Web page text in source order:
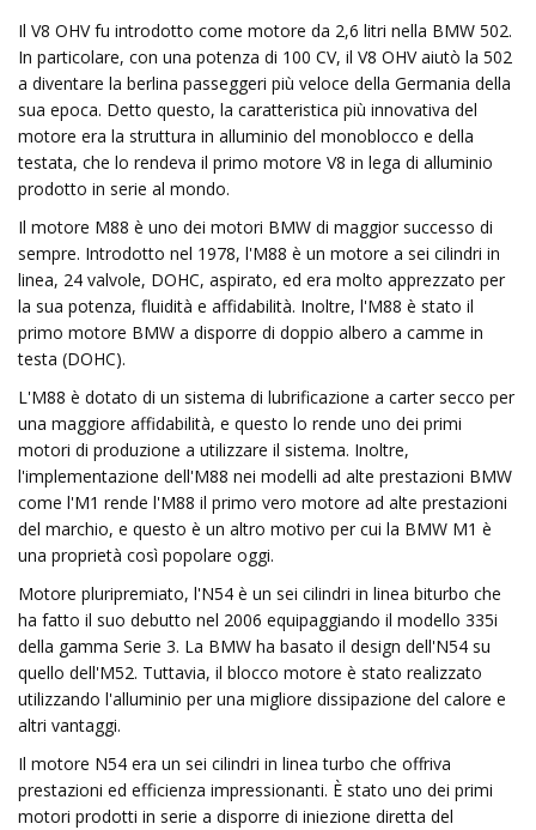
Il V8 OHV fu introdotto come motore da 2,6 litri nella BMW 502.
In particolare, con una potenza di 100 CV, il V8 OHV aiutò la 502
a diventare la berlina passeggeri più veloce della Germania della
sua epoca. Detto questo, la caratteristica più innovativa del
motore era la struttura in alluminio del monoblocco e della
testata, che lo rendeva il primo motore V8 in lega di alluminio
prodotto in serie al mondo.
Il motore M88 è uno dei motori BMW di maggior successo di
sempre. Introdotto nel 1978, l'M88 è un motore a sei cilindri in
linea, 24 valvole, DOHC, aspirato, ed era molto apprezzato per
la sua potenza, fluidità e affidabilità. Inoltre, l'M88 è stato il
primo motore BMW a disporre di doppio albero a camme in
testa (DOHC).
L'M88 è dotato di un sistema di lubrificazione a carter secco per
una maggiore affidabilità, e questo lo rende uno dei primi
motori di produzione a utilizzare il sistema. Inoltre,
l'implementazione dell'M88 nei modelli ad alte prestazioni BMW
come l'M1 rende l'M88 il primo vero motore ad alte prestazioni
del marchio, e questo è un altro motivo per cui la BMW M1 è
una proprietà così popolare oggi.
Motore pluripremiato, l'N54 è un sei cilindri in linea biturbo che
ha fatto il suo debutto nel 2006 equipaggiando il modello 335i
della gamma Serie 3. La BMW ha basato il design dell'N54 su
quello dell'M52. Tuttavia, il blocco motore è stato realizzato
utilizzando l'alluminio per una migliore dissipazione del calore e
altri vantaggi.
Il motore N54 era un sei cilindri in linea turbo che offriva
prestazioni ed efficienza impressionanti. È stato uno dei primi
motori prodotti in serie a disporre di iniezione diretta del